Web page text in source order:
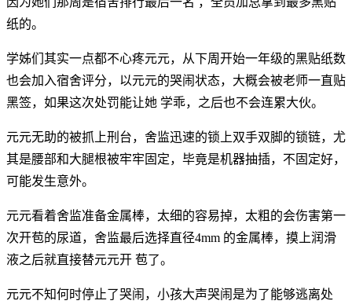
纸的。
学姊们其实一点都不心疼元元，从下周开始一年级的黑贴纸数
也会加入宿舍评分，以元元的哭闹状态，大概会被老师一直贴
黑签，如果这次处罚能让她 学乖，之后也不会连累大伙。
元元无助的被抓上刑台，舍监迅速的锁上双手双脚的锁链，尤
其是腰部和大腿根被牢牢固定，毕竟是机器抽插，不固定好，
可能发生意外。
元元看着舍监准备金属棒，太细的容易掉，太粗的会伤害第一
次开苞的尿道，舍监最后选择直径4mm 的金属棒，摸上润滑
液之后就直接替元元开 苞了。
元元不知何时停止了哭闹，小孩大声哭闹是为了能够逃离处